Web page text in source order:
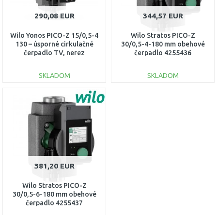
290,08 EUR
Wilo Yonos PICO-Z 15/0,5-4
130 – úsporné cirkulačné
čerpadlo TV, nerez
SKLADOM
DO KOŠÍKA
Porovnať
344,57 EUR
Wilo Stratos PICO-Z
30/0,5-4-180 mm obehové
čerpadlo 4255436
SKLADOM
381,20 EUR
Wilo Stratos PICO-Z
30/0,5-6-180 mm obehové
čerpadlo 4255437